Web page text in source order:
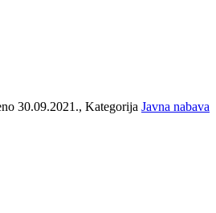
30.09.2021., Kategorija Javna nabava